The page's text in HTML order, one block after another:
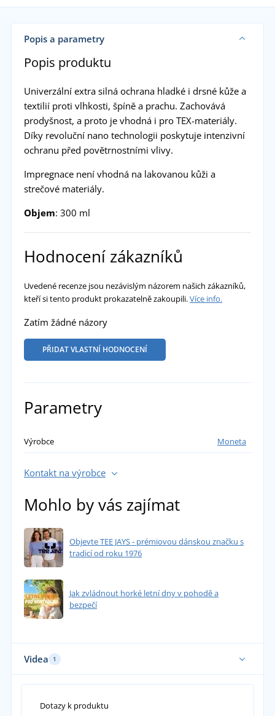
Popis a parametry
Popis produktu
Univerzální extra silná ochrana hladké i drsné kůže a
textilií proti vlhkosti, špíně a prachu. Zachovává
prodyšnost, a proto je vhodná i pro TEX-materiály.
Díky revoluční nano technologii poskytuje intenzivní
ochranu před povětrnostními vlivy.
Impregnace není vhodná na lakovanou kůži a
strečové materiály.
Objem: 300 ml
Hodnocení zákazníků
Uvedené recenze jsou nezávislým názorem našich zákazníků,
kteří si tento produkt prokazatelně zakoupili.Více info.
Zatím žádné názory
PŘIDAT VLASTNÍ HODNOCENÍ
Parametry
Výrobce Moneta
Kontakt na výrobce
Mohlo by vás zajímat
Objevte TEE JAYS - prémiovou dánskou značku s
tradicí od roku 1976
Jak zvládnout horké letní dny v pohodě a
bezpečí
Videa 1
Dotazy k produktu